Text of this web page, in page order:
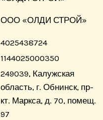
ООО «ОЛДИ СТРОЙ»
4025438724
1144025000350
249039, Калужская
область, г. Обнинск, пр-
кт. Маркса, д. 70, помещ.
97